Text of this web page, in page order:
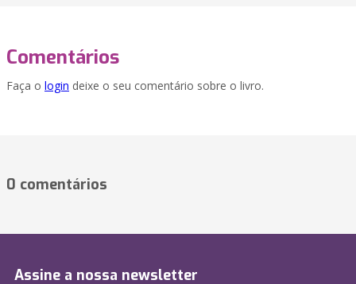
Comentários
Faça o login deixe o seu comentário sobre o livro.
0 comentários
Assine a nossa newsletter